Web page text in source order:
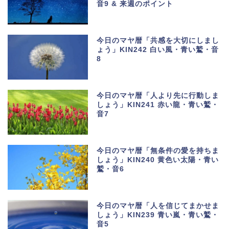
音9 & 来週のポイント
今日のマヤ暦「共感を大切にしまし
ょう」KIN242 白い風・青い鷲・音
8
今日のマヤ暦「人より先に行動しま
しょう」KIN241 赤い龍・青い鷲・
音7
今日のマヤ暦「無条件の愛を持ちま
しょう」KIN240 黄色い太陽・青い
鷲・音6
今日のマヤ暦「人を信じてまかせま
しょう」KIN239 青い嵐・青い鷲・
音5